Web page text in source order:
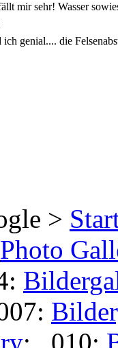
mir sehr! Wasser
genial.... die
>
Photo